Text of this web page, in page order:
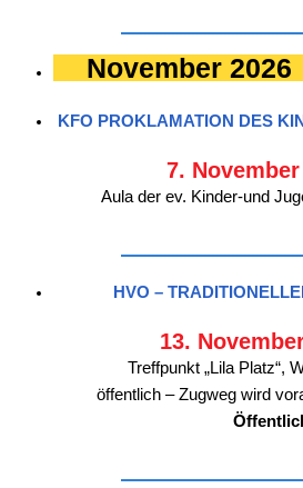
November 2026
KFO PROKLAMATION DES
7.
Aula der ev. Kinder-und
HVO –
13.
Treffpunkt „Lila Platz“,
öffentlich – Zugweg wird